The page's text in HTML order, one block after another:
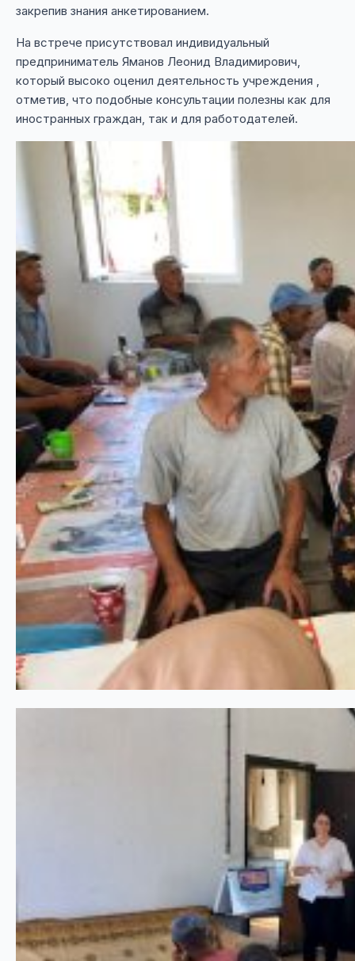
закрепив знания анкетированием.
На встрече присутствовал индивидуальный
предприниматель Яманов Леонид Владимирович,
который высоко оценил деятельность учреждения ,
отметив, что подобные консультации полезны как для
иностранных граждан, так и для работодателей.